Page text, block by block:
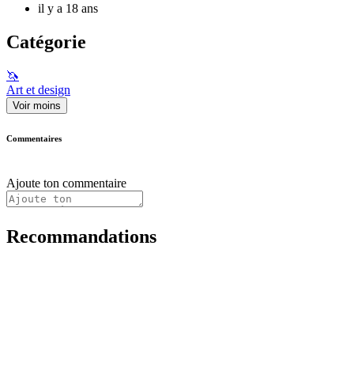
il y a 18 ans
Catégorie
🦄
Art et design
Voir moins
Commentaires
Ajoute ton commentaire
Recommandations